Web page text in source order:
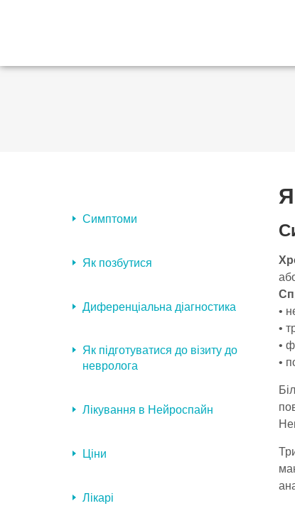
•
•
•
•
Симптоми
Як позбутися
Диференціальна діагностика
Як підготуватися до візиту до
невролога
Лікування в Нейроспайн
Ціни
Лікарі